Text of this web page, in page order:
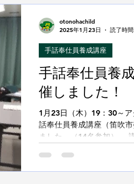
手話奉仕員養
催しました！
1月23日（木）19：30～
話奉仕員養成講座（笛吹
ました。（14名参加）
前回の「指の代理的表現
しました...
手話奉仕員養成講座
otonohachild
2025年1月23日
読了時